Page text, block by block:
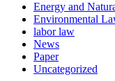
Energy and
Environmental
labor law
News
Paper
Uncategorized